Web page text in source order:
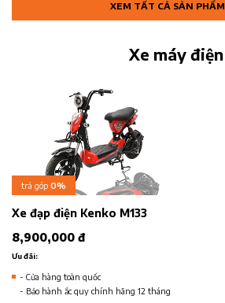
XEM TẤT CẢ SẢN PHẨM
Xe máy điện
trả góp 0%
Xe đạp điện Kenko M133
8,900,000 đ
Ưu đãi:
- Cửa hàng toàn quốc
- Bảo hành ắc quy chính hãng 12 tháng